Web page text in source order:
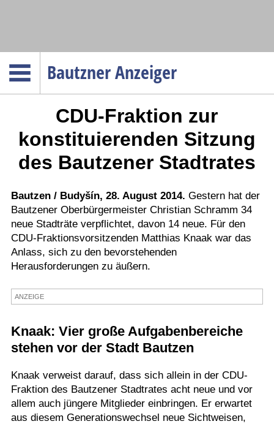
Bautzner Anzeiger
Menüpunkte
Gesellschaft
Wirtschaft
Verkehr
Gesundheit
Kultur
Sport
Termine
CDU-Fraktion zur
konstituierenden Sitzung
des Bautzener Stadtrates
Bautzen / Budyšín, 28. August 2014. Gestern hat der
Bautzener Oberbürgermeister Christian Schramm 34
neue Stadträte verpflichtet, davon 14 neue. Für den
CDU-Fraktionsvorsitzenden Matthias Knaak war das
Anlass, sich zu den bevorstehenden
Herausforderungen zu äußern.
ANZEIGE
Knaak: Vier große Aufgabenbereiche
stehen vor der Stadt Bautzen
Knaak verweist darauf, dass sich allein in der CDU-
Fraktion des Bautzener Stadtrates acht neue und vor
allem auch jüngere Mitglieder einbringen. Er erwartet
aus diesem Generationswechsel neue Sichtweisen,